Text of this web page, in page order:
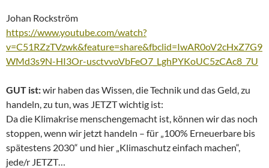
Johan Rockström
https://www.youtube.com/watch?
v=C51RZzTVzwk&feature=share&fbclid=IwAR0oV2cHxZ7G9
WMd3s9N-HI3Or-usctvvoVbFeO7_LghPYKoUC5zCAc8_7U
GUT ist:wir haben das Wissen, die Technik und das Geld, zu
handeln, zu tun, was JETZT wichtig ist:
Da die Klimakrise menschengemacht ist, können wir das noch
stoppen, wenn wir jetzt handeln – für „100% Erneuerbare bis
spätestens 2030“ und hier „Klimaschutz einfach machen“,
jede/r JETZT…